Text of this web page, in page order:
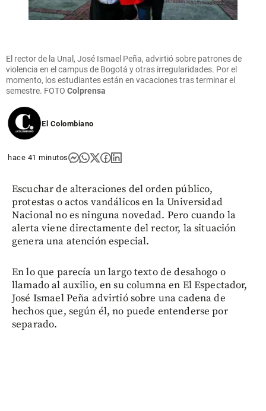
El rector de la Unal, José Ismael Peña, advirtió sobre patrones de
violencia en el campus de Bogotá y otras irregularidades. Por el
momento, los estudiantes están en vacaciones tras terminar el
semestre. FOTO Colprensa
El Colombiano
hace 41 minutos
Escuchar de alteraciones del orden público,
protestas o actos vandálicos en la Universidad
Nacional no es ninguna novedad. Pero cuando la
alerta viene directamente del rector, la situación
genera una atención especial.
En lo que parecía un largo texto de desahogo o
llamado al auxilio, en su columna en El Espectador,
José Ismael Peña advirtió sobre una cadena de
hechos que, según él, no puede entenderse por
separado.